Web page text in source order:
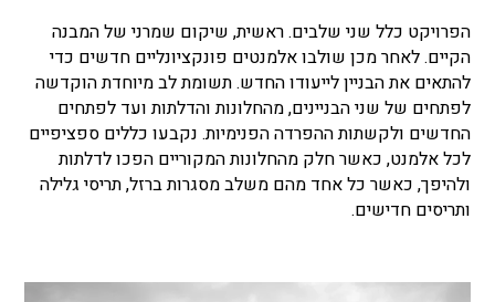
הפרויקט כלל שני שלבים. ראשית, שיקום שמרני של המבנה
הקיים. לאחר מכן שולבו אלמנטים פונקציונליים חדשים כדי
להתאים את הבניין לייעודו החדש. תשומת לב מיוחדת הוקדשה
לפתחים של שני הבניינים, מהחלונות והדלתות ועד לפתחים
החדשים ולקשתות ההפרדה הפנימיות. נקבעו כללים ספציפיים
לכל אלמנט, כאשר חלק מהחלונות המקוריים הפכו לדלתות
ולהיפך, כאשר כל אחד מהם משלב מסגרות ברזל, תריסי גלילה
ותריסים חדישים.